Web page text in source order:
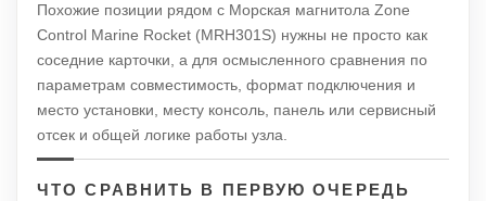
Похожие позиции рядом с Морская магнитола Zone
Control Marine Rocket (MRH301S) нужны не просто как
соседние карточки, а для осмысленного сравнения по
параметрам совместимость, формат подключения и
место установки, месту консоль, панель или сервисный
отсек и общей логике работы узла.
ЧТО СРАВНИТЬ В ПЕРВУЮ ОЧЕРЕДЬ